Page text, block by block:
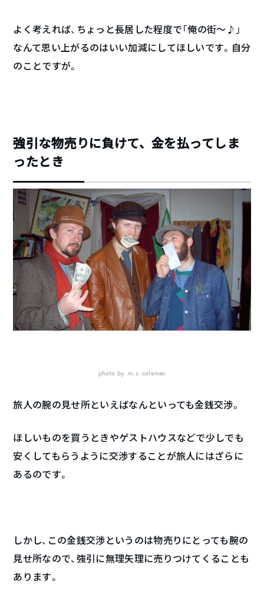
よく考えれば、ちょっと長居した程度で「俺の街～♪」
なんて思い上がるのはいい加減にしてほしいです。自分
のことですが。
強引な物売りに負けて、金を払ってしま
ったとき
photo by m. s. coleman
旅人の腕の見せ所といえばなんといっても金銭交渉。
ほしいものを買うときやゲストハウスなどで少しでも
安くしてもらうように交渉することが旅人にはざらに
あるのです。
しかし、この金銭交渉というのは物売りにとっても腕の
見せ所なので、強引に無理矢理に売りつけてくることも
あります。